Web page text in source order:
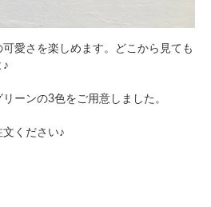
愛さを楽しめます。どこから見ても
♪
ーンの3色をご用意しました。
ください♪